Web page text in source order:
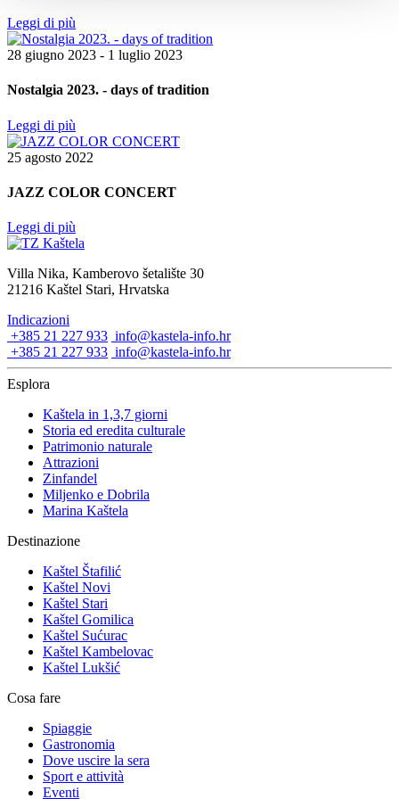
Leggi di più
28 giugno 2023 - 1 luglio 2023
Nostalgia 2023. - days of tradition
Leggi di più
25 agosto 2022
JAZZ COLOR CONCERT
Leggi di più
Villa Nika, Kamberovo šetalište 30
21216 Kaštel Stari, Hrvatska
Indicazioni
+385 21 227 933 info@kastela-info.hr
+385 21 227 933 info@kastela-info.hr
Esplora
Kaštela in 1,3,7 giorni
Storia ed eredita culturale
Patrimonio naturale
Attrazioni
Zinfandel
Miljenko e Dobrila
Marina Kaštela
Destinazione
Kaštel Štafilić
Kaštel Novi
Kaštel Stari
Kaštel Gomilica
Kaštel Sućurac
Kaštel Kambelovac
Kaštel Lukšić
Cosa fare
Spiaggie
Gastronomia
Dove uscire la sera
Sport e attività
Eventi